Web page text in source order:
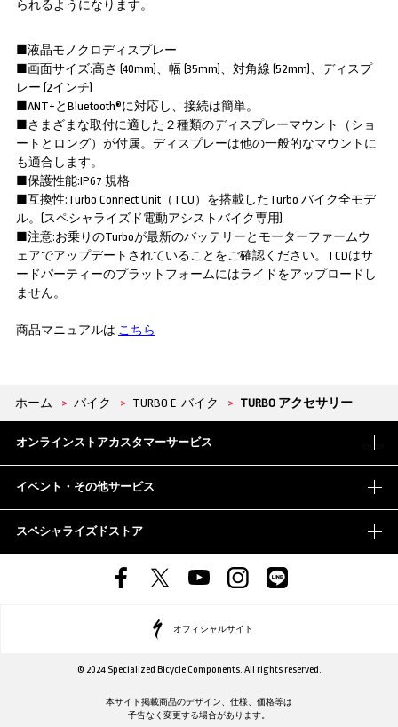
られるようになります。
■液晶モノクロディスプレー
■画面サイズ:高さ (40mm)、幅 (35mm)、対角線 (52mm)、ディスプ
レー (2インチ)
■ANT+とBluetooth®に対応し、接続は簡単。
■さまざまな取付に適した２種類のディスプレーマウント（ショ
ートとロング）が付属。ディスプレーは他の一般的なマウントに
も適合します。
■保護性能:IP67 規格
■互換性:Turbo Connect Unit（TCU）を搭載したTurbo バイク全モデ
ル。(スペシャライズド電動アシストバイク専用)
■注意:お乗りのTurboが最新のバッテリーとモーターファームウ
ェアでアップデートされていることをご確認ください。TCDはサ
ードパーティーのプラットフォームにはライドをアップロードし
ません。
商品マニュアルは こちら
ホーム > バイク > TURBO E-バイク > TURBO アクセサリー
オンラインストアカスタマーサービス
イベント・その他サービス
スペシャライズドストア
オフィシャルサイト
© 2024 Specialized Bicycle Components. All rights reserved.
本サイト掲載商品のデザイン、仕様、価格等は
予告なく変更する場合があります。